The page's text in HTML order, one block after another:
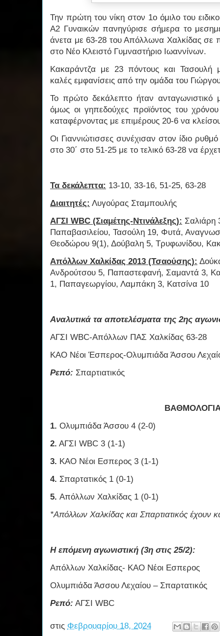
Την πρώτη του νίκη στον 1ο όμιλο του
Α2 Γυναικών πανηγύρισε σήμερα το
άνετα με 63-28 του Απόλλωνα Χαλκίδας σε
στο Νέο Κλειστό Γυμναστήριο Ιωαννίνων.
Κακαράντζα με 23 πόντους και Τασουλή
καλές εμφανίσεις από την ομάδα του
Το πρώτο δεκάλεπτο ήταν
όμως οι γηπεδούχες προϊόντος του
καταφέρνοντας με επιμέρους 20-6 να
Οι Γιαννιώτισσες συνέχισαν στον ίδιο
στο 30΄ στο 51-25 με το τελικό 63-28 να
Τα δεκάλεπτα: 13-10, 33-16, 51-25, 63-28
Διαιτητές: Λυγούρας Σταμπουλής
ΑΓΣΙ WBC (Σιαμέτης-Ντινάλεξης): Σαλιάρη
Παπαβασιλείου, Τασούλη 19, Φυτά,
Θεοδώρου 9(1), Δούβαλη 5, Τρυφωνίδου,
Απόλλων Χαλκίδας 2013 (Τσαούσης):
Ανδρούτσου 5, Παπαστεφανή, Σαμαντά 3,
1, Παπαγεωργίου, Λαμπάκη 3, Κατσίνα 10
Αναλυτικά τα αποτελέσματα της 2ης
ΑΓΣΙ WBC-Απόλλων ΠΑΣ Χαλκίδας 63-28
ΚΑΟ Νέοι Έσπερος-Ολυμπιάδα Άσσου
Ρεπό: Σπαρτιατικός
1. Ολυμπιάδα Άσσου 4 (2-0)
2. ΑΓΣΙ WBC 3 (1-1)
3. ΚΑΟ Νέοι Εσπερος 3 (1-1)
4. Σπαρτατικός 1 (0-1)
5. Απόλλων Χαλκίδας 1 (0-1)
*Απόλλων Χαλκίδας και Σπαρτιατικός έχουν
Η επόμενη αγωνιστική (3η στις 25/2):
Απόλλων Χαλκίδας- ΚΑΟ Νέοι Εσπερος
Ολυμπιάδα Άσσου Λεχαίου – Σπαρτατικός
Ρεπό: ΑΓΣΙ WBC
στις Φεβρουαρίου 18, 2024